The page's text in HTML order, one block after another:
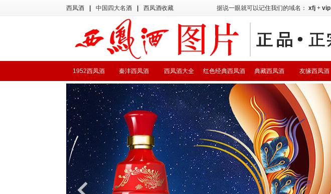
西凤酒 中国四大名酒 西凤酒收藏 据说一眼就可以记住我们的域名： xfj + vip
友缘西凤酒
典藏西凤酒
红色经典西凤酒
西凤酒大全
秦沣西凤酒
1952西凤酒